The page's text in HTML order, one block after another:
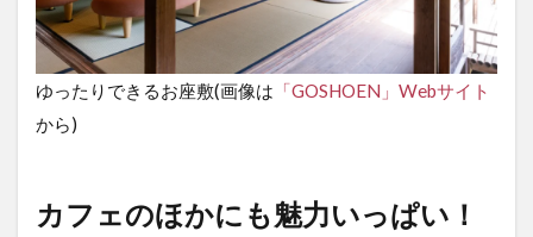
ゆったりできるお座敷(画像は 「GOSHOEN」Webサイト
から)
カフェのほかにも魅力いっぱい！